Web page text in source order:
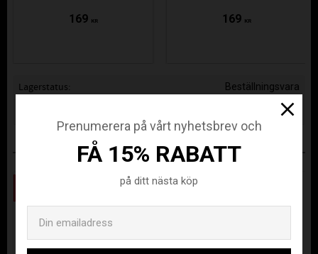
169 KR 169 KR
Lagerstatus Beställningsvara
STA-410006-3800-116
ANDRA KÖPTE ÄVEN
Prenumerera på vårt nyhetsbrev och
FÅ 15% RABATT
på ditt nästa köp